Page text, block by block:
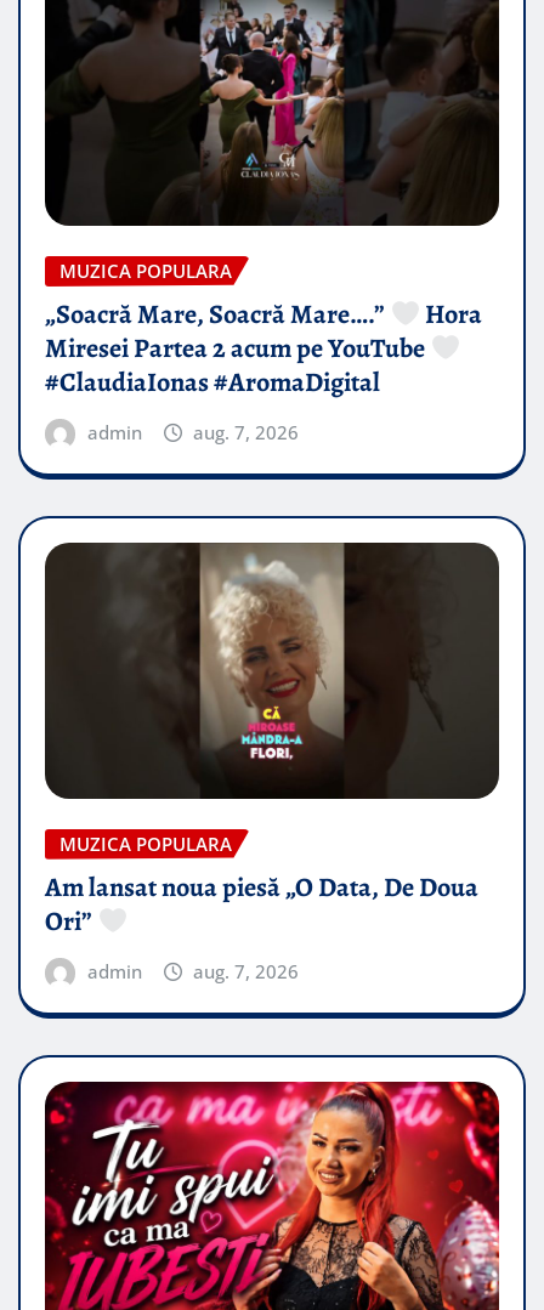
MUZICA POPULARA
„Soacră Mare, Soacră Mare….”
Hora
Miresei Partea 2 acum pe YouTube
#ClaudiaIonas #AromaDigital
admin aug. 7, 2026
MUZICA POPULARA
Am lansat noua piesă „O Data, De Doua
Ori”
admin aug. 7, 2026